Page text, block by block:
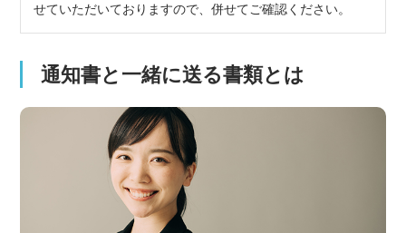
せていただいておりますので、併せてご確認ください。
通知書と一緒に送る書類とは